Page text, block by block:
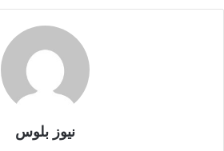
نيوز بلوس